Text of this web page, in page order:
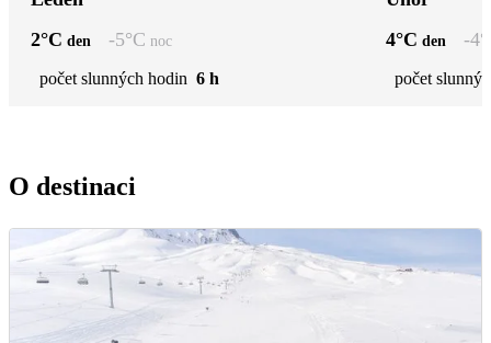
2°C den -5°C noc
počet slunných hodin 6 h
4°C den -4
počet
O destinaci